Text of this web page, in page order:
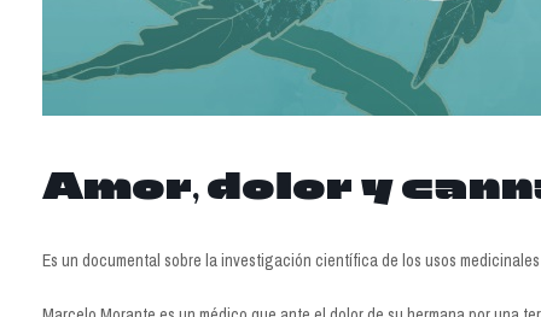
Amor, dolor y
Es un documental sobre la investigación científica de los usos